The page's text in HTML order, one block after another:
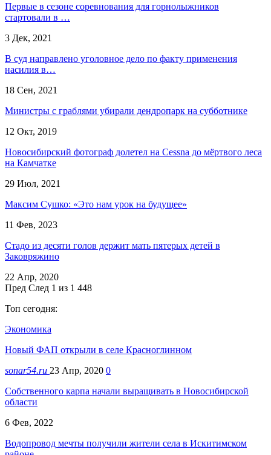
Первые в сезоне соревнования для горнолыжников
стартовали в …
3 Дек, 2021
В суд направлено уголовное дело по факту применения
насилия в…
18 Сен, 2021
Министры с граблями убирали дендропарк на субботнике
12 Окт, 2019
Новосибирский фотограф долетел на Cessna до мёртвого леса
на Камчатке
29 Июл, 2021
Максим Сушко: «Это нам урок на будущее»
11 Фев, 2023
Стадо из десяти голов держит мать пятерых детей в
Заковряжино
22 Апр, 2020
Пред След 1 из 1 448
Топ сегодня:
Экономика
Новый ФАП открыли в селе Красноглинном
sonar54.ru 23 Апр, 2020 0
Собственного карпа начали выращивать в Новосибирской
области
6 Фев, 2022
Водопровод мечты получили жители села в Искитимском